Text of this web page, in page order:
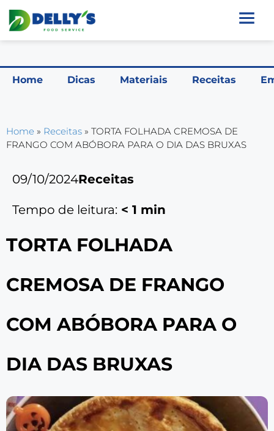
Home Dicas Materiais Receitas
Home » Receitas » TORTA FOLHADA CREMOSA DE
FRANGO COM ABÓBORA PARA O DIA DAS BRUXAS
09/10/2024Receitas
Tempo de leitura: < 1 min
TORTA FOLHADA
CREMOSA DE FRANGO
COM ABÓBORA PARA O
DIA DAS BRUXAS